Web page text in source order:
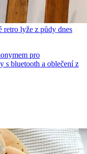
retro lyže z půdy dnes
pro
s bluetooth a oblečení z